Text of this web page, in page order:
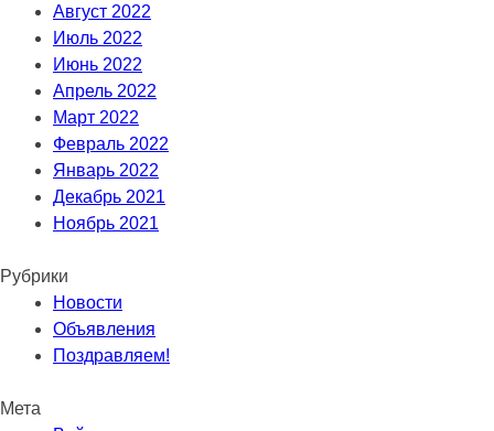
Август 2022
Июль 2022
Июнь 2022
Апрель 2022
Март 2022
Февраль 2022
Январь 2022
Декабрь 2021
Ноябрь 2021
Рубрики
Новости
Объявления
Поздравляем!
Мета